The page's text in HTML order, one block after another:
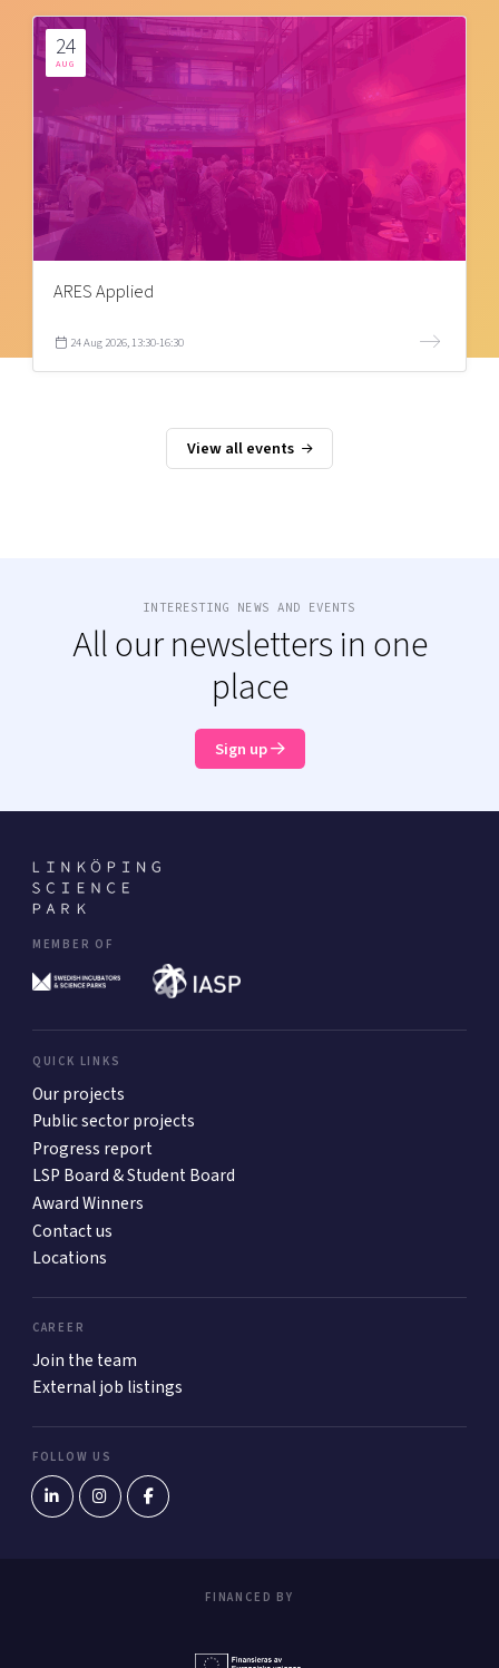
24
AUG
ARES Applied
24 Aug 2026, 13:30-16:30
View all events
INTERESTING NEWS AND EVENTS
All our newsletters in one
place
Sign up
MEMBER OF
QUICK LINKS
Our projects
Public sector projects
Progress report
LSP Board & Student Board
Award Winners
Contact us
Locations
CAREER
Join the team
External job listings
FOLLOW US
FINANCED BY